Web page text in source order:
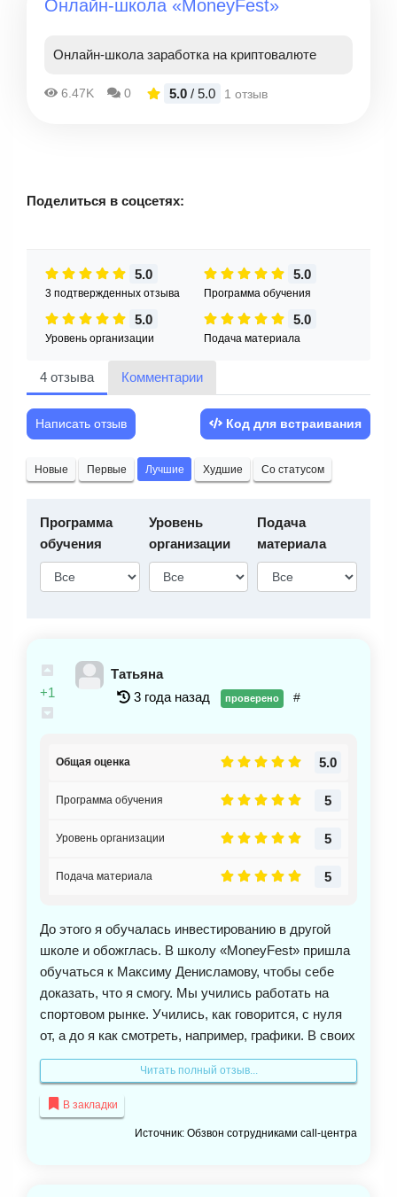
Онлайн-школа «MoneyFest»
Онлайн-школа заработка на криптовалюте
6.47K 0 5.0 / 5.0 1 отзыв
Поделиться в соцсетях:
5.0
3 подтвержденных отзыва
5.0
Программа обучения
5.0
Уровень организации
5.0
Подача материала
4 отзыва Комментарии
Написать отзыв Код для встраивания
Новые Первые Лучшие Худшие Со статусом
Программа
обучения
Уровень
организации
Подача
материала
+1
Татьяна
3 года назад
проверено #
5.0
Общая оценка
5
Программа обучения
5
Уровень организации
5
Подача материала
До этого я обучалась инвестированию в другой
школе и обожглась. В школу «MoneyFest» пришла
обучаться к Максиму Денисламову, чтобы себе
доказать, что я смогу. Мы учились работать на
спортовом рынке. Учились, как говорится, с нуля
от, а до я как смотреть, например, графики. В своих
начинаниях хотелось бы побольше достигнуть
результатов, но пока такой возможности не имею.
Если есть средство и знаешь, куда правильно
вложиться, то можно заработать много денег. А так
я могу сказать, что мне понравилось обучение и
Читать полный отзыв...
В закладки
Источник: Обзвон сотрудниками call-центра